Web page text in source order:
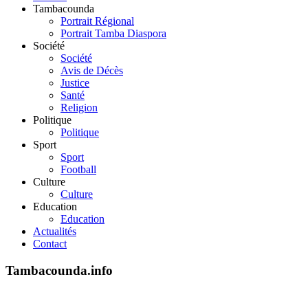
Tambacounda
Portrait Régional
Portrait Tamba Diaspora
Société
Société
Avis de Décès
Justice
Santé
Religion
Politique
Politique
Sport
Sport
Football
Culture
Culture
Education
Education
Actualités
Contact
Tambacounda.info